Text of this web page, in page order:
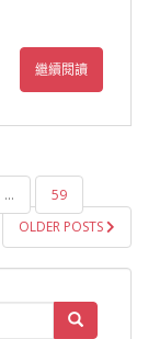
繼續閱讀
...
59
OLDER POSTS